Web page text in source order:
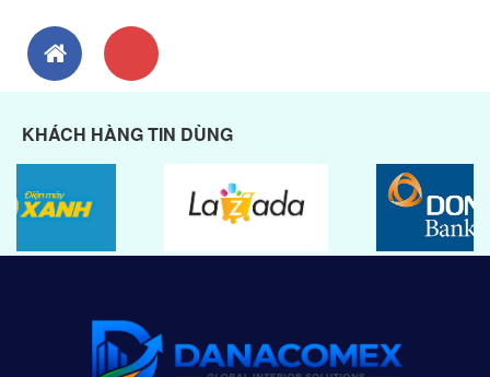
KHÁCH HÀNG TIN DÙNG